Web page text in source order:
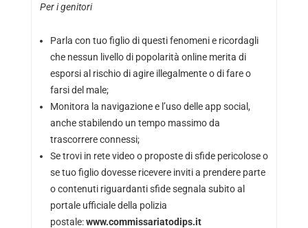
Per i genitori
Parla con tuo figlio di questi fenomeni e ricordagli
che nessun livello di popolarità online merita di
esporsi al rischio di agire illegalmente o di fare o
farsi del male;
Monitora la navigazione e l’uso delle app social,
anche stabilendo un tempo massimo da
trascorrere connessi;
Se trovi in rete video o proposte di sfide pericolose o
se tuo figlio dovesse ricevere inviti a prendere parte
o contenuti riguardanti sfide segnala subito al
portale ufficiale della polizia
postale:www.commissariatodips.it